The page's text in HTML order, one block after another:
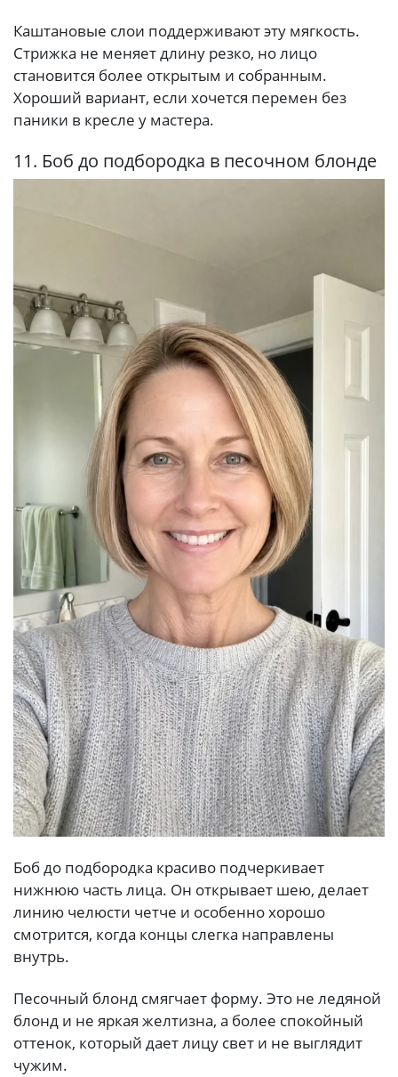
Каштановые слои поддерживают эту мягкость.
Стрижка не меняет длину резко, но лицо
становится более открытым и собранным.
Хороший вариант, если хочется перемен без
паники в кресле у мастера.
11. Боб до подбородка в песочном блонде
Боб до подбородка красиво подчеркивает
нижнюю часть лица. Он открывает шею, делает
линию челюсти четче и особенно хорошо
смотрится, когда концы слегка направлены
внутрь.
Песочный блонд смягчает форму. Это не ледяной
блонд и не яркая желтизна, а более спокойный
оттенок, который дает лицу свет и не выглядит
чужим.